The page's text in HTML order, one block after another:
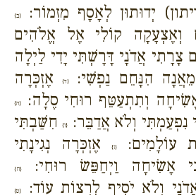
יְדוּתוּן לְאָסָף מִזְמוֹר: {ב}
וְאֶצְעָקָה קוֹלִי אֶל אֱלֹהִים
צָרָתִי אֲדֹנָי דָּרָשְׁתִּי יָדִי לַיְלָה
מֵאֲנָה הִנָּחֵם נַפְשִׁי:{ד}
אֶזְכְּרָה
וְתִתְעַטֵּף רוּחִי סֶלָה:
{ה}
נִפְעַמְתִּי וְלֹא אֲדַבֵּר: {ו}חִשַּׁבְתִּי
עוֹלָמִים:
{ז}
אֶזְכְּרָה נְגִינָתִי
אָשִׂיחָה וַיְחַפֵּשׂ רוּחִי:
{ח}
וְלֹא יֹסִיף לִרְצוֹת עוֹד: {ט}